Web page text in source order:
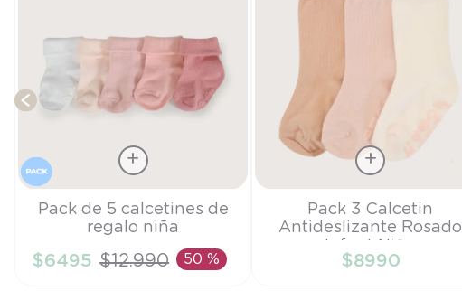
Talla
AÑADIR AL CARRITO
Pack de 5 calcetines de
regalo niña
$6495 $12.990 50 %
6-9M
AÑADIR AL CARRITO
Pack 3 Calcetin
Antideslizante Rosado
Infant Niña
$8990